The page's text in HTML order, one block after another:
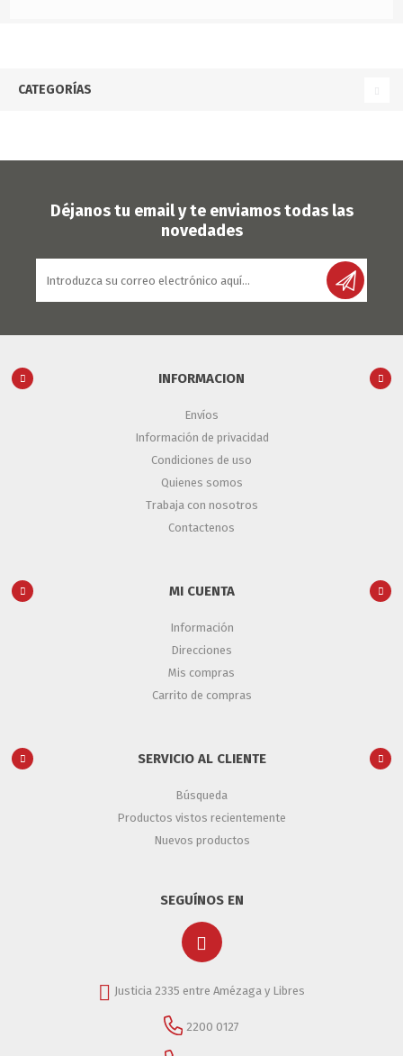
CATEGORÍAS
Déjanos tu email y te enviamos todas las
novedades
INFORMACION
Envíos
Información de privacidad
Condiciones de uso
Quienes somos
Trabaja con nosotros
Contactenos
MI CUENTA
Información
Direcciones
Mis compras
Carrito de compras
SERVICIO AL CLIENTE
Búsqueda
Productos vistos recientemente
Nuevos productos
SEGUÍNOS EN
Justicia 2335 entre Amézaga y Libres
2200 0127